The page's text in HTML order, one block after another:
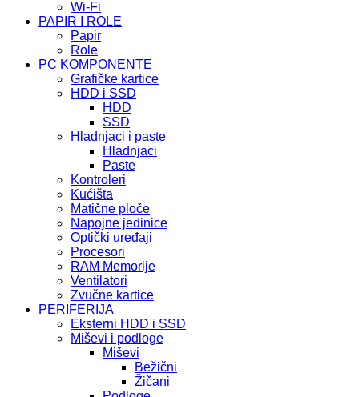
Wi-Fi
PAPIR I ROLE
Papir
Role
PC KOMPONENTE
Grafičke kartice
HDD i SSD
HDD
SSD
Hladnjaci i paste
Hladnjaci
Paste
Kontroleri
Kućišta
Matične ploče
Napojne jedinice
Optički uređaji
Procesori
RAM Memorije
Ventilatori
Zvučne kartice
PERIFERIJA
Eksterni HDD i SSD
Miševi i podloge
Miševi
Bežični
Žičani